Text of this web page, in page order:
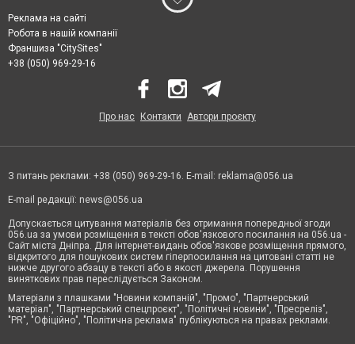
Реклама на сайті
Робота в нашій компанії
Франшиза "CitySites"
+38 (050) 969-29-16
Про нас Контакти Автори проєкту
З питань реклами: +38 (050) 969-29-16. E-mail: reklama@056.ua
E-mail редакції: news@056.ua
Допускається цитування матеріалів без отримання попередньої згоди
056.ua за умови розміщення в тексті обов'язкового посилання на 056.ua -
Сайт міста Дніпра. Для інтернет-видань обов'язкове розміщення прямого,
відкритого для пошукових систем гіперпосилання на цитовані статті не
нижче другого абзацу в тексті або в якості джерела. Порушення
виняткових прав переслідується Законом.
Матеріали з плашками "Новини компаній", "Промо", "Партнерський
матеріал", "Партнерський спецпроєкт", "Політичні новини", "Пресреліз",
"PR", "Офіційно", "Політична реклама" публікуються на правах реклами.